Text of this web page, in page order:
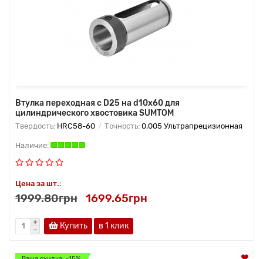
Втулка переходная с D25 на d10x60 для
цилиндрического хвостовика SUMTOM
Твердость: HRC58-60 Точность: 0,005 Ультрапрецизионная
Цена за шт.:
1999.80грн 1699.65грн
Купить в 1 клик